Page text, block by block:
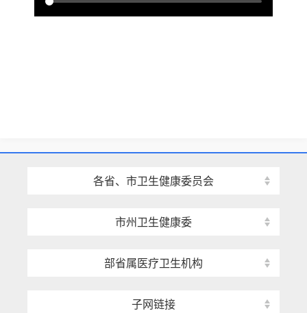
各省、市卫生健康委员会
市州卫生健康委
部省属医疗卫生机构
子网链接